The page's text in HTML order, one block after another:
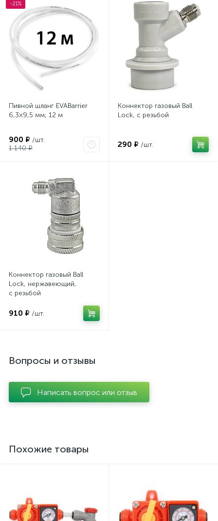
-21%
Пивной шланг EVABarrier
6,3×9,5 мм, 12 м
900 ₽ /шт.
1 140 ₽
Коннектор газовый Ball
Lock, с резьбой
290 ₽ /шт.
Коннектор газовый Ball
Lock, нержавеющий,
с резьбой
910 ₽ /шт.
Вопросы и отзывы
Написать вопрос или отзыв
Похожие товары